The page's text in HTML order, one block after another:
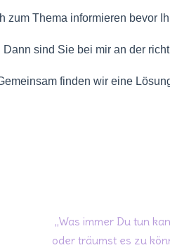
zum Thema informieren bevor
Dann sind Sie bei mir an der
finden wir eine
„Was immer Du tun
oder träumst es zu